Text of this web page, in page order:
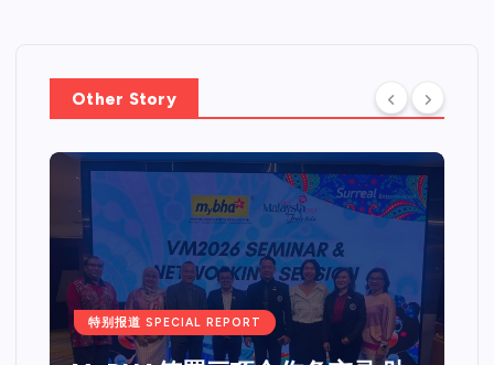
Other Story
特别报道 SPECIAL REPORT
Web 3.0 + IPO Summit吉隆坡
站圆满落幕国际重量级嘉宾齐聚